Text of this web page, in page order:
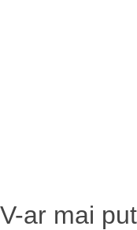
V-ar mai